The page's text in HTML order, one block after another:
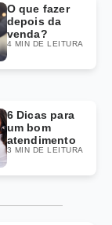
O que fazer
depois da
venda?
4 MIN DE LEITURA
6 Dicas para
um bom
atendimento
3 MIN DE LEITURA